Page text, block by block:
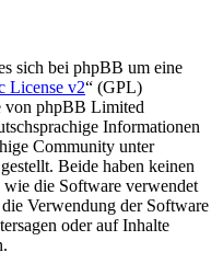
sich bei phpBB um eine
License v2“ (GPL)
von phpBB Limited
Informationen
Community unter
Beide haben keinen
die Software verwendet
Verwendung der Software
oder auf Inhalte